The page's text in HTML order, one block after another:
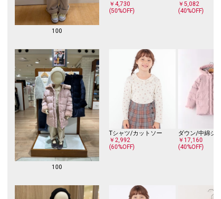
100
￥4,730
(50%OFF)
￥5,082
(40%OFF)
100
Tシャツ/カットソー
￥2,992
(60%OFF)
ダウン/中綿ジ
￥17,160
(40%OFF)